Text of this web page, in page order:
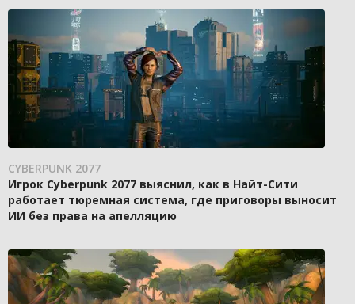
CYBERPUNK 2077
Игрок Cyberpunk 2077 выяснил, как в Найт-Сити
работает тюремная система, где приговоры выносит
ИИ без права на апелляцию